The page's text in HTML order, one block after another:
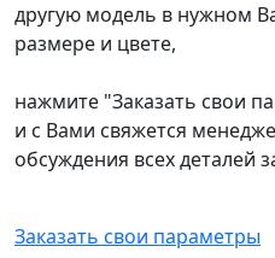
другую модель в нужном
размере и цвете,
нажмите "Заказать свои
и с Вами свяжется
обсуждения всех деталей
Заказать свои параметры